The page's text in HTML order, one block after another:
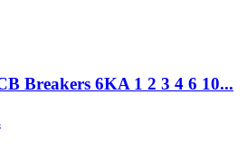
Breakers 6KA 1 2 3 4 6 10...